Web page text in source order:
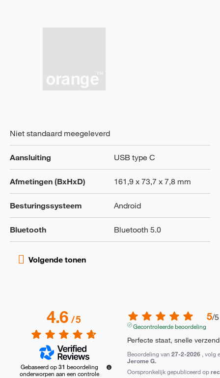
Niet standaard meegeleverd
Aansluiting USB type C
Afmetingen (BxHxD) 161,9 x 73,7 x 7,8 mm
Besturingssysteem Android
Bluetooth Bluetooth 5.0
4.6/5
Gebaseerd op31 beoordeling
onderworpen aan een controle
5/5
Gecontroleerde beoordeling
Perfecte staat, snelle
Beoordeling van 27-2-2026 , volg
Jerome G.
Oorspronkelijk gepubliceerd op